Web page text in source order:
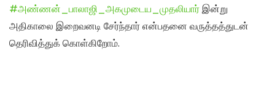
#அண்ணன்_பாலாஜி_அகமுடைய_முதலியார்இன்று
அதிகாலை இறைவனடி சேர்ந்தார் என்பதனை வருத்தத்துடன்
தெரிவித்துக் கொள்கிறோம்.